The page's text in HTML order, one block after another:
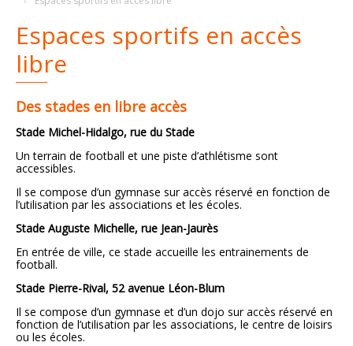
Espaces sportifs en accès
libre
Des stades en libre accès
Stade Michel-Hidalgo, rue du Stade
Un terrain de football et une piste d’athlétisme sont
accessibles.
Il se compose d’un gymnase sur accès réservé en fonction de
l’utilisation par les associations et les écoles.
Stade Auguste Michelle, rue Jean-Jaurès
En entrée de ville, ce stade accueille les entrainements de
football.
Stade Pierre-Rival, 52 avenue Léon-Blum
Il se compose d’un gymnase et d’un dojo sur accès réservé en
fonction de l’utilisation par les associations, le centre de loisirs
ou les écoles.
Plans
Demandes légales
Emploi
Marchés publics
Grands projets